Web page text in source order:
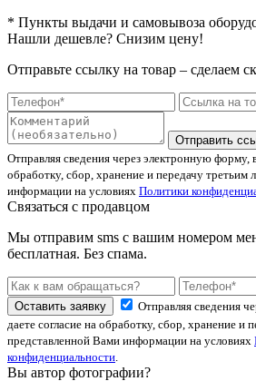
* Пункты выдачи и самовывоза
Нашли дешевле? Снизим цену!
Отправьте ссылку на товар – сделаем
Отправить
Отправляя сведения через электронную форму,
обработку, сбор, хранение и передачу третьим
информации на условиях Политики
Связаться с продавцом
Мы отправим sms с вашим номером
бесплатная. Без спама.
Оставить заявку
Отправляя сведения
даете согласие на обработку, сбор, хранение и
представленной Вами информации на условиях
конфиденциальности
Вы автор фотографии?